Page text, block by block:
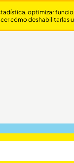
optimizar
cómo deshabilitarlas